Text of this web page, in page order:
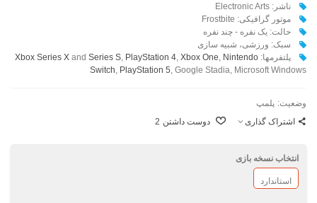
ناشر: Electronic Arts
موتور گرافیکی: Frostbite
حالت: یک نفره - چند نفره
سبک:‌ ورزشی، شبیه سازی
پلتفرمها:
Xbox Series Xand Series S, PlayStation 4, Xbox One Nintendo
Switch PlayStation 5 , Google Stadia, Microsoft Windows
وضعیت: پلمپ
اشتراک گذاری
دوست داشتن 2
انتخاب نسخه بازی
استاندارد